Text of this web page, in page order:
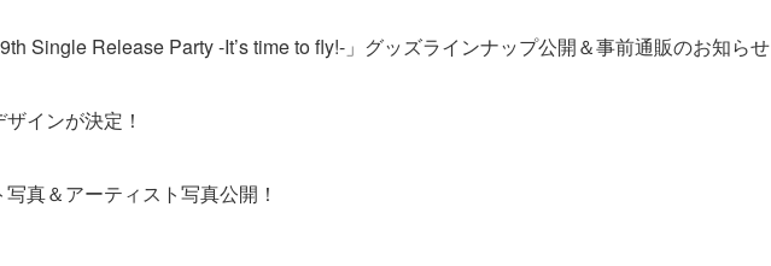
Single Release Party -It’s time to fly!-」グッズラインナップ公開＆事前通販のお知らせ
インが決定！
真＆アーティスト写真公開！